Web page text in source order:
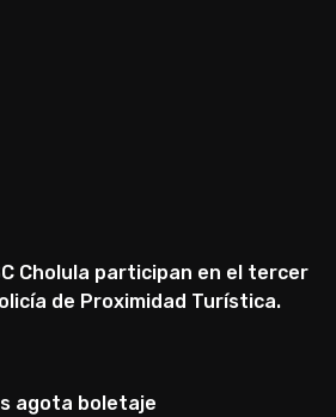
Cholula participan en el tercer
de Proximidad Turística.
agota boletaje